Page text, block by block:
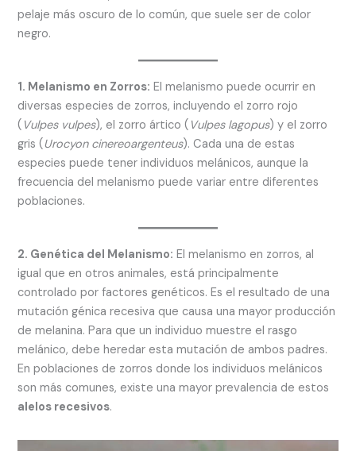
pelaje más oscuro de lo común, que suele ser de color
negro.
1. Melanismo en Zorros: El melanismo puede ocurrir en
diversas especies de zorros, incluyendo el zorro rojo
( Vulpes vulpes), el zorro ártico ( Vulpes lagopus) y el zorro
gris (Urocyon cinereoargenteus). Cada una de estas
especies puede tener individuos melánicos, aunque la
frecuencia del melanismo puede variar entre diferentes
poblaciones.
2. Genética del Melanismo: El melanismo en zorros, al
igual que en otros animales, está principalmente
controlado por factores genéticos. Es el resultado de una
mutación génica recesiva que causa una mayor producción
de melanina. Para que un individuo muestre el rasgo
melánico, debe heredar esta mutación de ambos padres.
En poblaciones de zorros donde los individuos melánicos
son más comunes, existe una mayor prevalencia de estos
alelos recesivos.